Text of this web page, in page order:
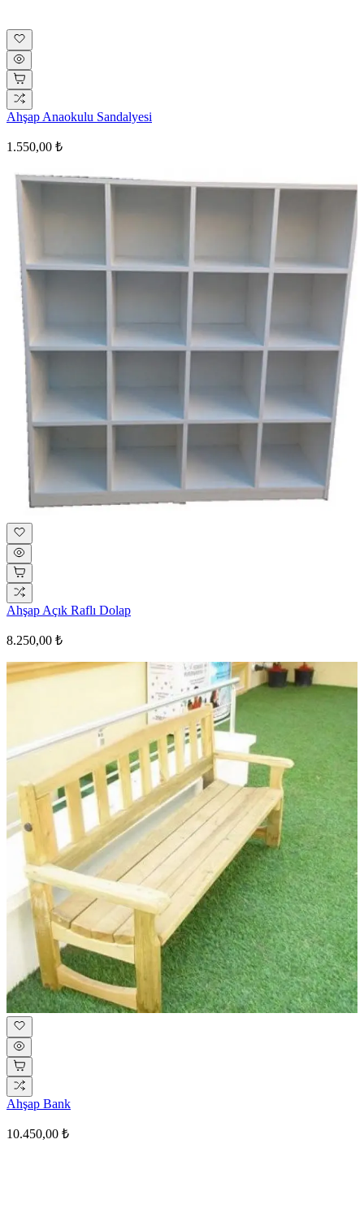
Ahşap Anaokulu Sandalyesi
1.550,00 ₺
Ahşap Açık Raflı Dolap
8.250,00 ₺
Ahşap Bank
10.450,00 ₺